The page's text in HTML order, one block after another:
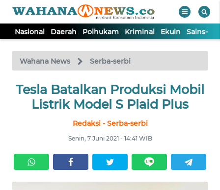
Nasional Daerah Polhukam Kriminal Ekuin Sains-
Wahana News Serba-serbi
Tesla Batalkan Produksi Mobil
Listrik Model S Plaid Plus
Redaksi - Serba-serbi
Senin, 7 Juni 2021 - 14:41 WIB
TV
Tutup
NASIONAL
KRIMINAL